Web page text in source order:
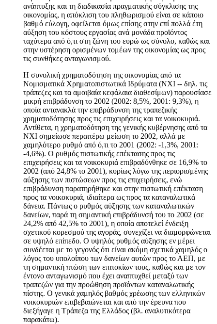
ανάπτυξης και τη διαδικασία πραγματικής σύγκλισης της
οικονομίας, η απόκλιση του πληθωρισμού είναι σε κάποιο
βαθμό εύλογη, οφείλεται όμως επίσης στην επί πολλά έτη
αύξηση του κόστους εργασίας ανά μονάδα προϊόντος
ταχύτερα από ό,τι στη ζώνη του ευρώ ως σύνολο, καθώς και
στην υστέρηση ορισμένων τομέων της οικονομίας ως προς
τις συνθήκες ανταγωνισμού.
Η συνολική χρηματοδότηση της οικονομίας από τα
Νομισματικά Χρηματοπιστωτικά Ιδρύματα (ΝΧΙ -- δηλ. τις
τράπεζες και τα αμοιβαία κεφάλαια διαθεσίμων) παρουσίασε
μικρή επιβράδυνση το 2002 (2002: 8,5%, 2001: 9,3%), η
οποία αντανακλά την επιβράδυνση της τραπεζικής
χρηματοδότησης προς τις επιχειρήσεις και τα νοικοκυριά.
Αντίθετα, η χρηματοδότηση της γενικής κυβέρνησης από τα
ΝΧΙ σημείωσε περαιτέρω μείωση το 2002, αλλά με
χαμηλότερο ρυθμό από ό,τι το 2001 (2002: -1,3%, 2001:
-4,6%). Ο ρυθμός πιστωτικής επέκτασης προς τις
επιχειρήσεις και τα νοικοκυριά επιβραδύνθηκε σε 16,9% το
2002 (από 24,8% το 2001), κυρίως λόγω της περιορισμένης
αύξησης των πιστώσεων προς τις επιχειρήσεις, ενώ
επιβράδυνση παρατηρήθηκε και στην πιστωτική επέκταση
προς τα νοικοκυριά, ιδιαίτερα ως προς τα καταναλωτικά
δάνεια. Πάντως ο ρυθμός αύξησης των καταναλωτικών
δανείων, παρά τη σημαντική επιβράδυνσή του το 2002 (σε
24,2% από 42,5% το 2001), η οποία αποτελεί ένδειξη
σχετικού κορεσμού της αγοράς, συνεχίζει να διαμορφώνεται
σε υψηλό επίπεδο. Ο υψηλός ρυθμός αύξησης εν μέρει
συνδέεται με το γεγονός ότι είναι ακόμη σχετικά χαμηλός ο
λόγος του υπολοίπου των δανείων αυτών προς το ΑΕΠ, με
τη σημαντική πτώση των επιτοκίων τους, καθώς και με τον
έντονο ανταγωνισμό που έχει αναπτυχθεί μεταξύ των
τραπεζών για την προώθηση προϊόντων καταναλωτικής
πίστης. Ο γενικά χαμηλός βαθμός χρέωσης των ελληνικών
νοικοκυριών επιβεβαιώνεται και από την έρευνα που
διεξήγαγε η Τράπεζα της Ελλάδος (βλ. αναλυτικότερα
παρακάτω).